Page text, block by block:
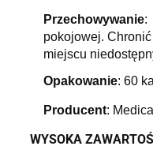
Przechowywanie:
pokojowej.
miejscu
Opakowanie: 60
Producent:
WYSOKA